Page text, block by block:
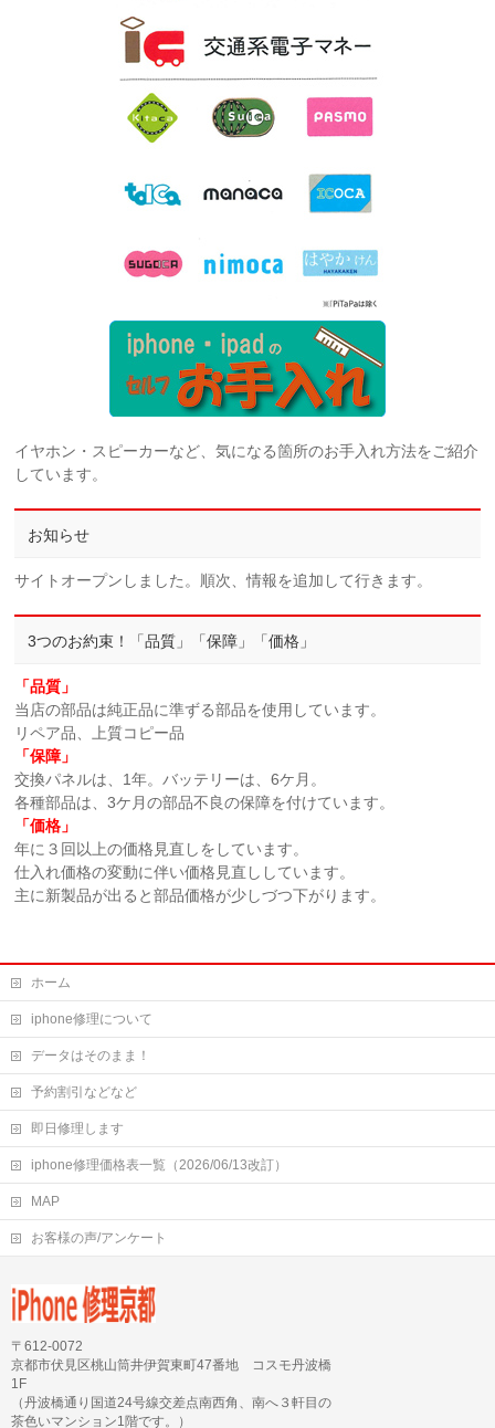
イヤホン・スピーカーなど、気になる箇所のお手入れ方法をご紹介
しています。
お知らせ
サイトオープンしました。順次、情報を追加して行きます。
3つのお約束！「品質」「保障」「価格」
「品質」
当店の部品は純正品に準ずる部品を使用しています。
リペア品、上質コピー品
「保障」
交換パネルは、1年。バッテリーは、6ケ月。
各種部品は、3ケ月の部品不良の保障を付けています。
「価格」
年に３回以上の価格見直しをしています。
仕入れ価格の変動に伴い価格見直ししています。
主に新製品が出ると部品価格が少しづつ下がります。
ホーム
iphone修理について
データはそのまま！
予約割引などなど
即日修理します
iphone修理価格表一覧（2026/06/13改訂）
MAP
お客様の声/アンケート
〒612-0072
京都市伏見区桃山筒井伊賀東町47番地 コスモ丹波橋
1F
（丹波橋通り国道24号線交差点南西角、南へ３軒目の
茶色いマンション1階です。）